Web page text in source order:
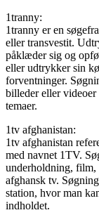
1tranny:
1tranny er en
eller transvestit.
påklæder sig og
eller udtrykker sin
forventninger.
billeder eller videoer
temaer.
1tv afghanistan:
1tv afghanistan
med navnet 1TV.
underholdning, film,
afghansk tv.
station, hvor man
indholdet.